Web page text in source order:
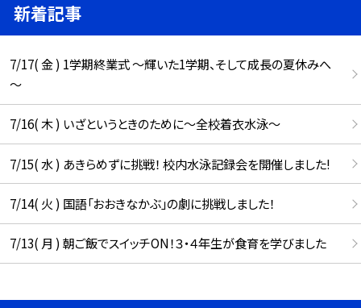
新着記事
7/17( 金 ) 1学期終業式 ～輝いた1学期、そして成長の夏休みへ
～
7/16( 木 ) いざというときのために～全校着衣水泳～
7/15( 水 ) あきらめずに挑戦！ 校内水泳記録会を開催しました!
7/14( 火 ) 国語「おおきなかぶ」の劇に挑戦しました！
7/13( 月 ) 朝ご飯でスイッチON！３・４年生が食育を学びました